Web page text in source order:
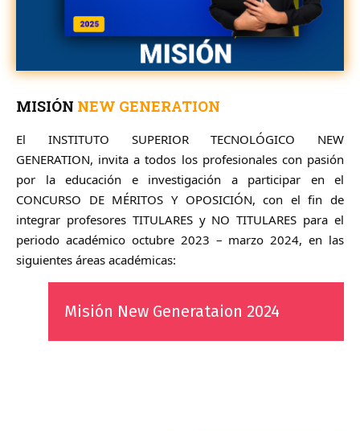
MISIÓN NEW GENERATION
El INSTITUTO SUPERIOR TECNOLÓGICO NEW
GENERATION, invita a todos los profesionales con pasión
por la educación e investigación a participar en el
CONCURSO DE MÉRITOS Y OPOSICIÓN, con el fin de
integrar profesores TITULARES y NO TITULARES para el
periodo académico octubre 2023 – marzo 2024, en las
siguientes áreas académicas:
Misión New Generataion 2024